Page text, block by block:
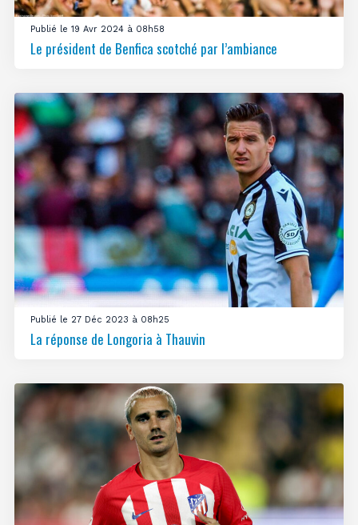
Publié le 19 Avr 2024 à 08h58
Le président de Benfica scotché par l’ambiance
Publié le 27 Déc 2023 à 08h25
La réponse de Longoria à Thauvin